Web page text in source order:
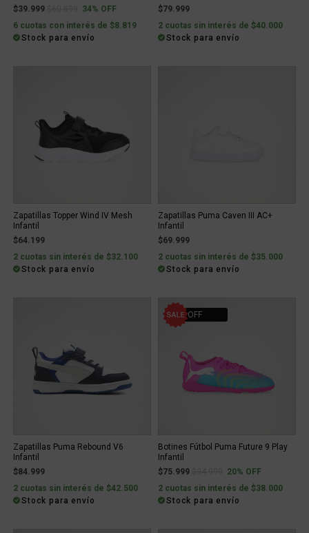
$39.999
Price reduced from
to34% OFF
6 cuotas con interés de $8.819
Stock para envío
$79.999
2 cuotas sin interés de $40.000
Stock para envío
Zapatillas Topper Wind IV Mesh
Infantil
$64.199
2 cuotas sin interés de $32.100
Stock para envío
Zapatillas Puma Caven III AC+
Infantil
$69.999
2 cuotas sin interés de $35.000
Stock para envío
Zapatillas Puma Rebound V6
Infantil
$84.999
2 cuotas sin interés de $42.500
Stock para envío
20% OFF
Botines Fútbol Puma Future 9 Play
Infantil
$75.999
Price reduced from
to20% OFF
2 cuotas sin interés de $38.000
Stock para envío